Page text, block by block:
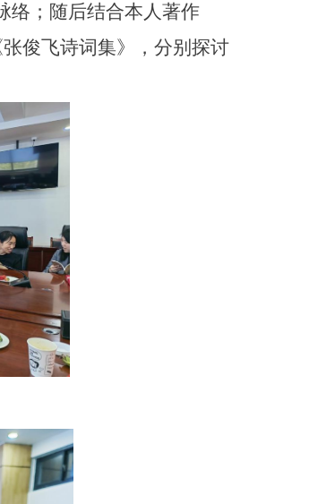
络；随后结合本人著作
俊飞诗词集》，分别探讨